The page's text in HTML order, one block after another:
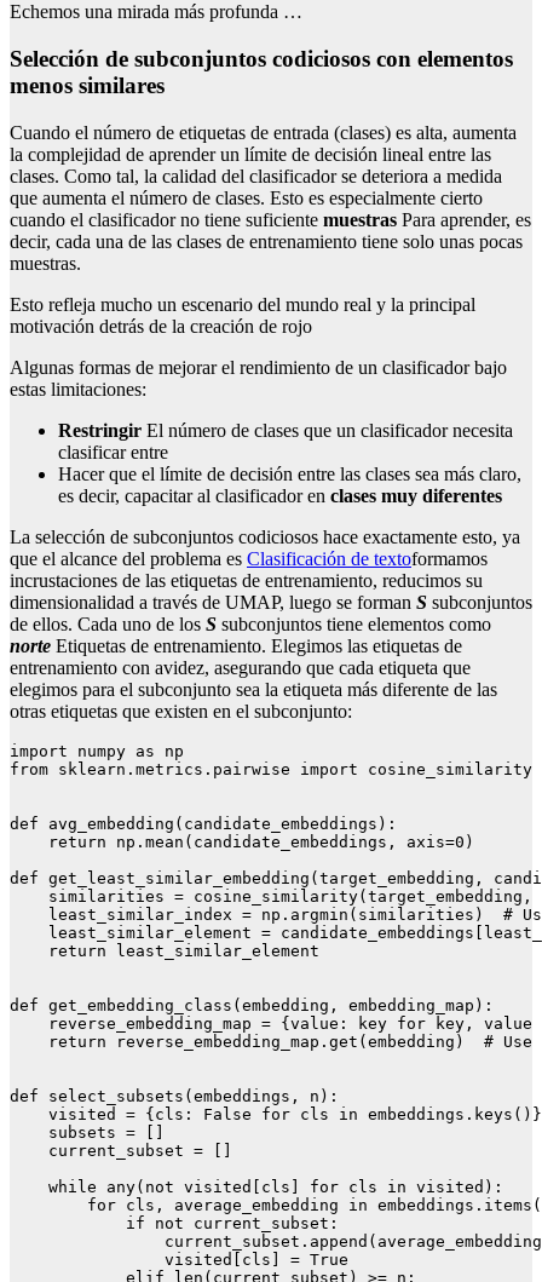
Echemos una mirada más profunda …
Selección de subconjuntos codiciosos con elementos
menos similares
Cuando el número de etiquetas de entrada (clases) es alta, aumenta
la complejidad de aprender un límite de decisión lineal entre las
clases. Como tal, la calidad del clasificador se deteriora a medida
que aumenta el número de clases. Esto es especialmente cierto
cuando el clasificador no tiene suficiente muestras Para aprender, es
decir, cada una de las clases de entrenamiento tiene solo unas pocas
muestras.
Esto refleja mucho un escenario del mundo real y la principal
motivación detrás de la creación de rojo
Algunas formas de mejorar el rendimiento de un clasificador bajo
estas limitaciones:
Restringir El número de clases que un clasificador necesita
clasificar entre
Hacer que el límite de decisión entre las clases sea más claro,
es decir, capacitar al clasificador en clases muy diferentes
La selección de subconjuntos codiciosos hace exactamente esto, ya
que el alcance del problema es Clasificación de textoformamos
incrustaciones de las etiquetas de entrenamiento, reducimos su
dimensionalidad a través de UMAP, luego se forman S subconjuntos
de ellos. Cada uno de los S subconjuntos tiene elementos como
norte Etiquetas de entrenamiento. Elegimos las etiquetas de
entrenamiento con avidez, asegurando que cada etiqueta que
elegimos para el subconjunto sea la etiqueta más diferente de las
otras etiquetas que existen en el subconjunto:
import numpy as np
from sklearn.metrics.pairwise import cosine_similarity
def avg_embedding(candidate_embeddings):
    return np.mean(candidate_embeddings, axis=0)
def get_least_similar_embedding(target_embedding,
similarities = cosine_similarity(target_embedding,
least_similar_index = np.argmin(similarities)  #
least_similar_element =
    return least_similar_element
def get_embedding_class(embedding, embedding_map):
reverse_embedding_map = {value: key for key, value
return reverse_embedding_map.get(embedding)  #
def select_subsets(embeddings, n):
    visited = {cls: False for cls in embeddings.keys()}
    subsets = []
    current_subset = []
    while any(not visited[cls] for cls in visited):
for cls, average_embedding in
            if not current_subset:
                visited[cls] = True
            elif len(current_subset) >= n: